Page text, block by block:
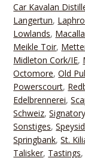
Car Kavalan
Langertun,
Lowlands,
Meikle Toir,
Midleton Cork/IE,
Octomore,Old
Powerscourt,
Edelbrennerei,
Schweiz,
Sonstiges,
Springbank,St.
Talisker, Tastings,